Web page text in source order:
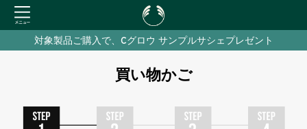
対象製品ご購入で、Cグロウ サンプルサシェプレゼント
買い物かご